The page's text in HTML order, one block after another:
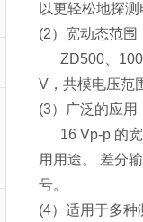
以更轻松地探
(2）宽动态范围
ZD500、1000
V，共模电压范
(3）广泛的应用
16 Vp-p 的宽
用用途。 差分
号。
(4）适用于多